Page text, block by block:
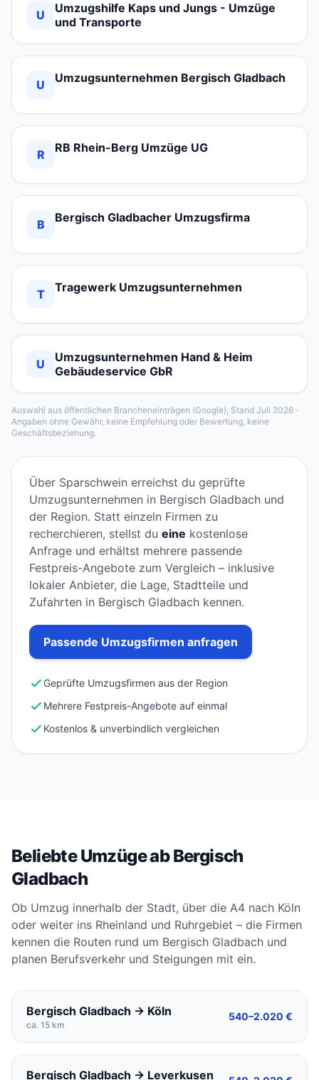
U
Umzugshilfe Kaps und Jungs - Umzüge
und Transporte
U Umzugsunternehmen Bergisch Gladbach
R RB Rhein-Berg Umzüge UG
B Bergisch Gladbacher Umzugsfirma
T Tragewerk Umzugsunternehmen
U
Umzugsunternehmen Hand & Heim
Gebäudeservice GbR
Auswahl aus öffentlichen Brancheneinträgen (Google), Stand Juli 2026 ·
Angaben ohne Gewähr, keine Empfehlung oder Bewertung, keine
Geschäftsbeziehung.
Über Sparschwein erreichst du geprüfte
Umzugsunternehmen in Bergisch Gladbach und
der Region. Statt einzeln Firmen zu
recherchieren, stellst du eine kostenlose
Anfrage und erhältst mehrere passende
Festpreis-Angebote zum Vergleich – inklusive
lokaler Anbieter, die Lage, Stadtteile und
Zufahrten in Bergisch Gladbach kennen.
Passende Umzugsfirmen anfragen
Geprüfte Umzugsfirmen aus der Region
Mehrere Festpreis-Angebote auf einmal
Kostenlos & unverbindlich vergleichen
Beliebte Umzüge ab Bergisch
Gladbach
Ob Umzug innerhalb der Stadt, über die A4 nach Köln
oder weiter ins Rheinland und Ruhrgebiet – die Firmen
kennen die Routen rund um Bergisch Gladbach und
planen Berufsverkehr und Steigungen mit ein.
Bergisch Gladbach → Köln
ca. 15 km
540–2.020 €
Bergisch Gladbach → Leverkusen